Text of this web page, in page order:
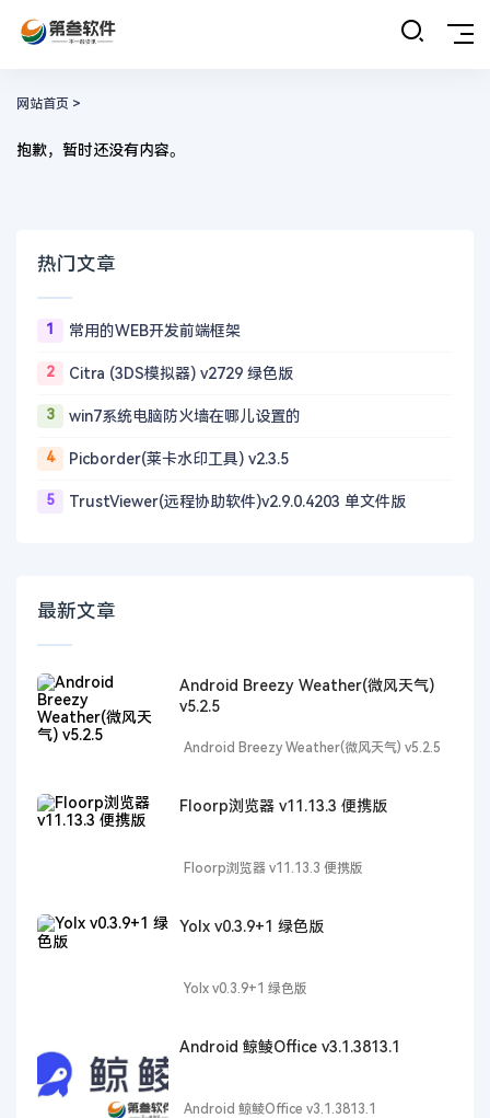
网站首页 >
抱歉，暂时还没有内容。
热门文章
1 常用的WEB开发前端框架
2 Citra (3DS模拟器) v2729 绿色版
3 win7系统电脑防火墙在哪儿设置的
4 Picborder(莱卡水印工具) v2.3.5
5 TrustViewer(远程协助软件)v2.9.0.4203 单文件版
最新文章
Android Breezy Weather(微风天气)
v5.2.5
Android Breezy Weather(微风天气) v5.2.5
Floorp浏览器 v11.13.3 便携版
Floorp浏览器 v11.13.3 便携版
Yolx v0.3.9+1 绿色版
Yolx v0.3.9+1 绿色版
Android 鲸鲮Office v3.1.3813.1
Android 鲸鲮Office v3.1.3813.1